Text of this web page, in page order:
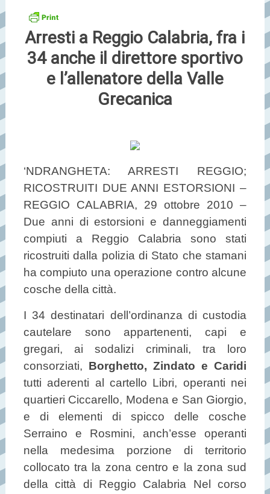
Arresti a Reggio Calabria, fra i
34 anche il direttore sportivo
e l’allenatore della Valle
Grecanica
‘NDRANGHETA: ARRESTI REGGIO;
RICOSTRUITI DUE ANNI ESTORSIONI –
REGGIO CALABRIA, 29 ottobre 2010 –
Due anni di estorsioni e danneggiamenti
compiuti a Reggio Calabria sono stati
ricostruiti dalla polizia di Stato che stamani
ha compiuto una operazione contro alcune
cosche della città.
I 34 destinatari dell’ordinanza di custodia
cautelare sono appartenenti, capi e
gregari, ai sodalizi criminali, tra loro
consorziati, Borghetto, Zindato e Caridi
tutti aderenti al cartello Libri, operanti nei
quartieri Ciccarello, Modena e San Giorgio,
e di elementi di spicco delle cosche
Serraino e Rosmini, anch’esse operanti
nella medesima porzione di territorio
collocato tra la zona centro e la zona sud
della città di Reggio Calabria Nel corso